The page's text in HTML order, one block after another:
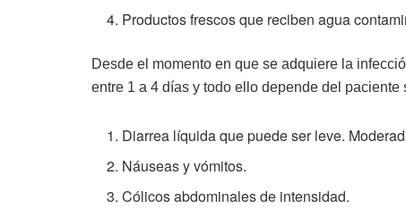
Productos frescos que reciben agua
Desde el momento en que se adquiere la
entre 1 a 4 días y todo ello depende del
Diarrea líquida que puede ser leve.
Náuseas y vómitos.
Cólicos abdominales de intensidad.